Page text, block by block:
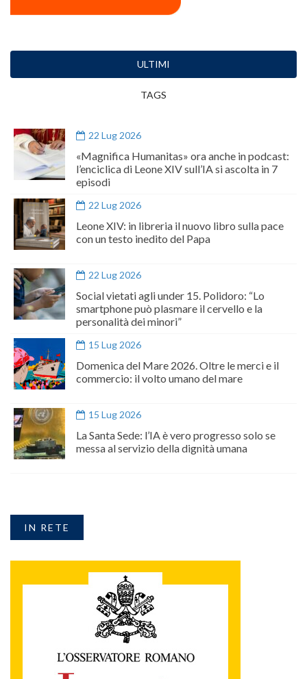
ULTIMI
TAGS
22 Lug 2026
«Magnifica Humanitas» ora anche in podcast:
l’enciclica di Leone XIV sull’IA si ascolta in 7
episodi
22 Lug 2026
Leone XIV: in libreria il nuovo libro sulla pace
con un testo inedito del Papa
22 Lug 2026
Social vietati agli under 15. Polidoro: “Lo
smartphone può plasmare il cervello e la
personalità dei minori”
15 Lug 2026
Domenica del Mare 2026. Oltre le merci e il
commercio: il volto umano del mare
15 Lug 2026
La Santa Sede: l’IA è vero progresso solo se
messa al servizio della dignità umana
IN RETE